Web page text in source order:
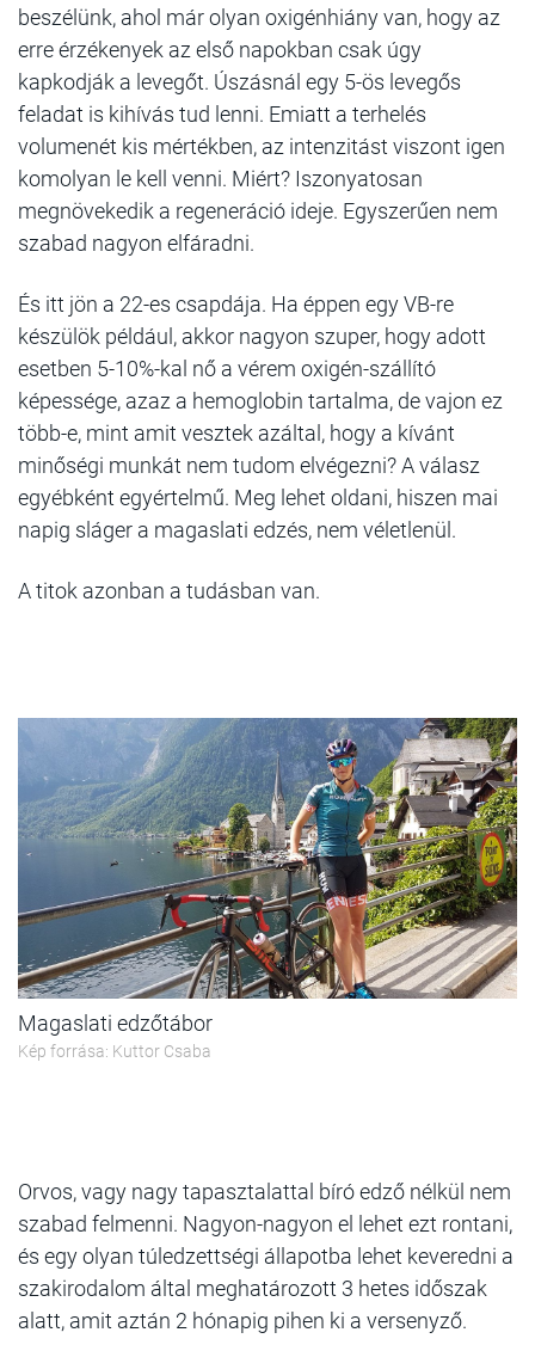
beszélünk, ahol már olyan oxigénhiány van, hogy az
erre érzékenyek az első napokban csak úgy
kapkodják a levegőt. Úszásnál egy 5-ös levegős
feladat is kihívás tud lenni. Emiatt a terhelés
volumenét kis mértékben, az intenzitást viszont igen
komolyan le kell venni. Miért? Iszonyatosan
megnövekedik a regeneráció ideje. Egyszerűen nem
szabad nagyon elfáradni.
És itt jön a 22-es csapdája. Ha éppen egy VB-re
készülök például, akkor nagyon szuper, hogy adott
esetben 5-10%-kal nő a vérem oxigén-szállító
képessége, azaz a hemoglobin tartalma, de vajon ez
több-e, mint amit vesztek azáltal, hogy a kívánt
minőségi munkát nem tudom elvégezni? A válasz
egyébként egyértelmű. Meg lehet oldani, hiszen mai
napig sláger a magaslati edzés, nem véletlenül.
A titok azonban a tudásban van.
Magaslati edzőtábor
Kép forrása: Kuttor Csaba
Orvos, vagy nagy tapasztalattal bíró edző nélkül nem
szabad felmenni. Nagyon-nagyon el lehet ezt rontani,
és egy olyan túledzettségi állapotba lehet keveredni a
szakirodalom által meghatározott 3 hetes időszak
alatt, amit aztán 2 hónapig pihen ki a versenyző.